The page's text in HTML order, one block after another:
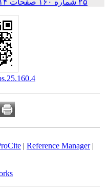
فهرست نسخه ها
BibTeX|RIS|EndNote